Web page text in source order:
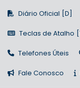
Diário Oficial
Teclas de Atalho
Telefones Úteis
Fale Conosco